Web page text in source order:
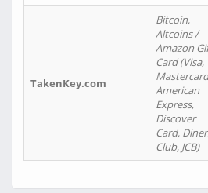
TakenKey.com
Bitcoin,
Altcoins /
Amazon
Card (Visa,
American
Express,
Discover
Card,
Club, JCB)